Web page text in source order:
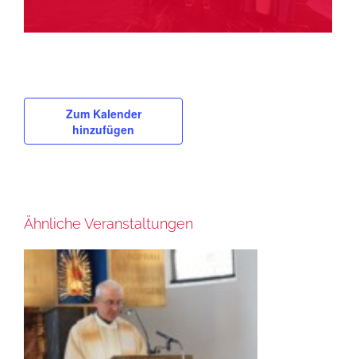
Zum Kalender
hinzufügen
Ähnliche Veranstaltungen